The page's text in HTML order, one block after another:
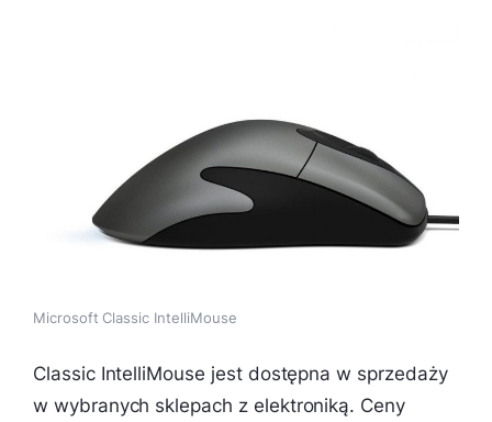
Microsoft Classic IntelliMouse
Classic IntelliMouse jest dostępna w sprzedaży
w wybranych sklepach z elektroniką. Ceny